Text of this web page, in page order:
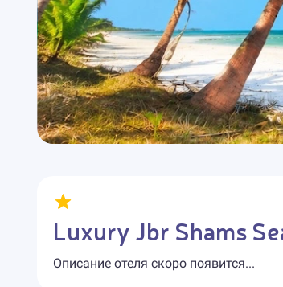
Luxury Jbr Shams
Описание отеля скоро появится...